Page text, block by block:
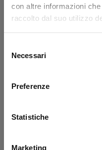
con altre informazioni
raccolto dal suo utilizzo
delNecessari
Preferenze
Statistiche
Marketing
Code: 14217L